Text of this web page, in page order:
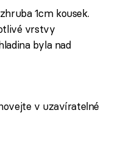
1cm kousek.
vrstvy
byla nad
v uzavíratelné